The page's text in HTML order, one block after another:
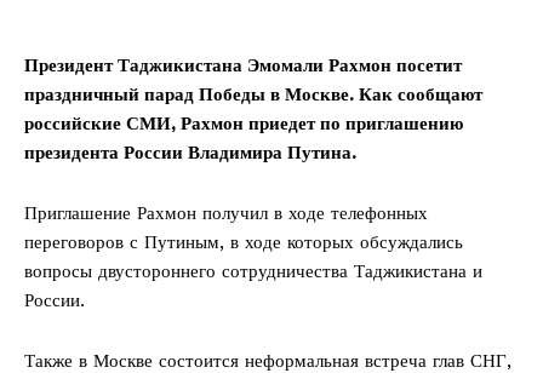
Президент Таджикистана Эмомали Рахмон посетит
праздничный парад Победы в Москве. Как сообщают
российские СМИ, Рахмон приедет по приглашению
президента России Владимира Путина.
Приглашение Рахмон получил в ходе телефонных
переговоров с Путиным, в ходе которых обсуждались
вопросы двустороннего сотрудничества Таджикистана и
России.
Также в Москве состоится неформальная встреча глав СНГ,